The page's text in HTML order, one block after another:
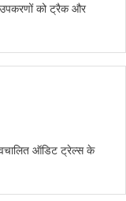
उपकरणों को ट्रैक और
ऑडिट ट्रेल्स के